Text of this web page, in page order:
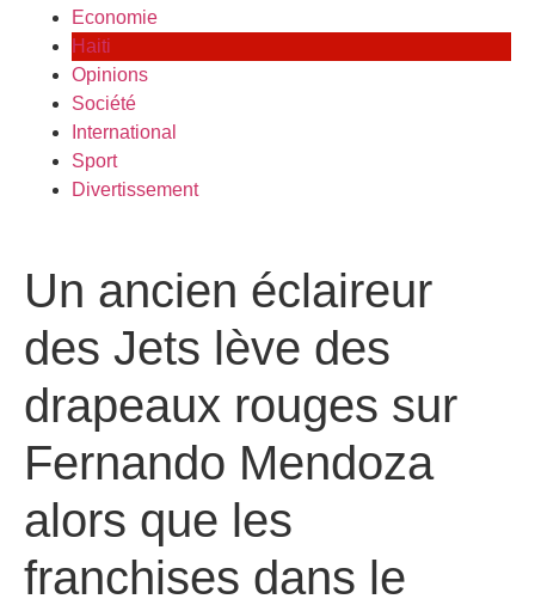
Economie
Haiti
Opinions
Société
International
Sport
Divertissement
Un ancien éclaireur
des Jets lève des
drapeaux rouges sur
Fernando Mendoza
alors que les
franchises dans le